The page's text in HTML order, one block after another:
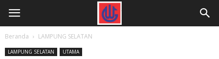
Beranda LAMPUNG SELATAN
LAMPUNG SELATAN UTAMA